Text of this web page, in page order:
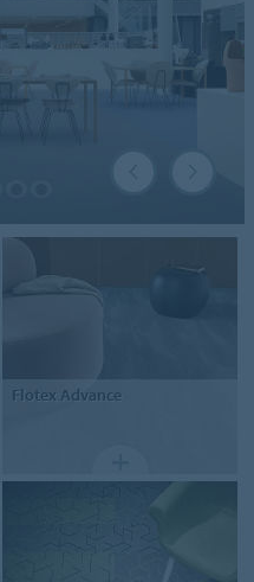
Flotex Advance